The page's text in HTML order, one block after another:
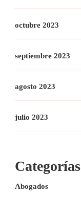
octubre 2023
septiembre 2023
agosto 2023
julio 2023
Categorías
Abogados